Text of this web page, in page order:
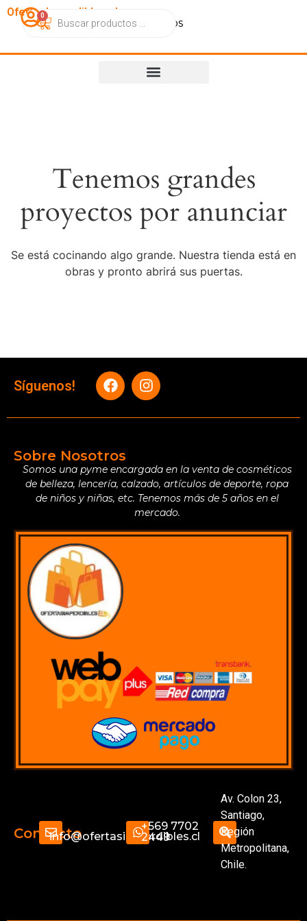
OfertasImperdibles.cl
CatálogoContactoNosotros
0
Tenemos grandes
proyectos por anunciar
Se está cocinando algo grande. Nuestra tienda está en
obras y pronto abrirá sus puertas.
Síguenos!
Sobre Nosotros
Somos una pyme encargada en la venta de cosméticos
de belleza, lencería, calzado, artículos de deporte, ropa
de niños y niñas, etc. Tenemos más de 5 años en el
mercado.
Contactoinfo@ofertasimperdibles.cl
+569 7702
2449
Av. Colon 23,
Santiago,
Región
Metropolitana,
Chile.